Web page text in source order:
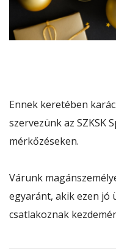
Ennek keretében
szervezünk az SZKSK
mérkőzéseken.
Várunk
egyaránt, akik ezen jó
csatlakoznak